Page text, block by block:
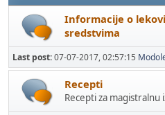
Informacije o
sredstvima
Last post:07-07-2017, 02:57:15
Recepti
Recepti za